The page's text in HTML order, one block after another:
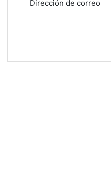
Dirección de correo